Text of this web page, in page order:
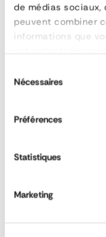
de médias
peuvent combiner
informations que
duNécessaires
Préférences
Statistiques
Marketing
Skate
PMC
FEATURES
manufacturer
largeur (mm)